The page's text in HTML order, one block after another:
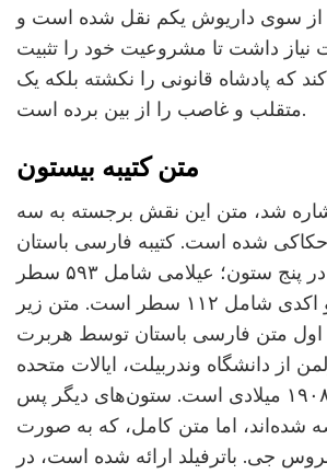
از سوی داریوش یکم نقل شده است و
نیاز داشت تا مشروعیت خود را تثبیت
که پادشاه قانونی را نکشته بلکه یک
متقلب و غاصب را از بین برده است.
متن کتیبه بیستون
شد، متن این نقش برجسته به سه
شده است. کتیبه فارسی باستان
شامل ۴۱۴ سطر در پنج ستون؛ عیلامی شامل ۵۹۳ سطر
در هشت ستون؛ و اکدی شامل ۱۱۲ سطر است. متن زیر
متن فارسی باستان توسط هربرت
از دانشگاه وندربیلت، ایالات متحده
آمریکا، از سال ۱۹۰۸ میلادی است. ستون‌های دیگر پس
شده‌اند، اما متن کامل، که به صورت
جی. باترفیلد ارائه شده است، در